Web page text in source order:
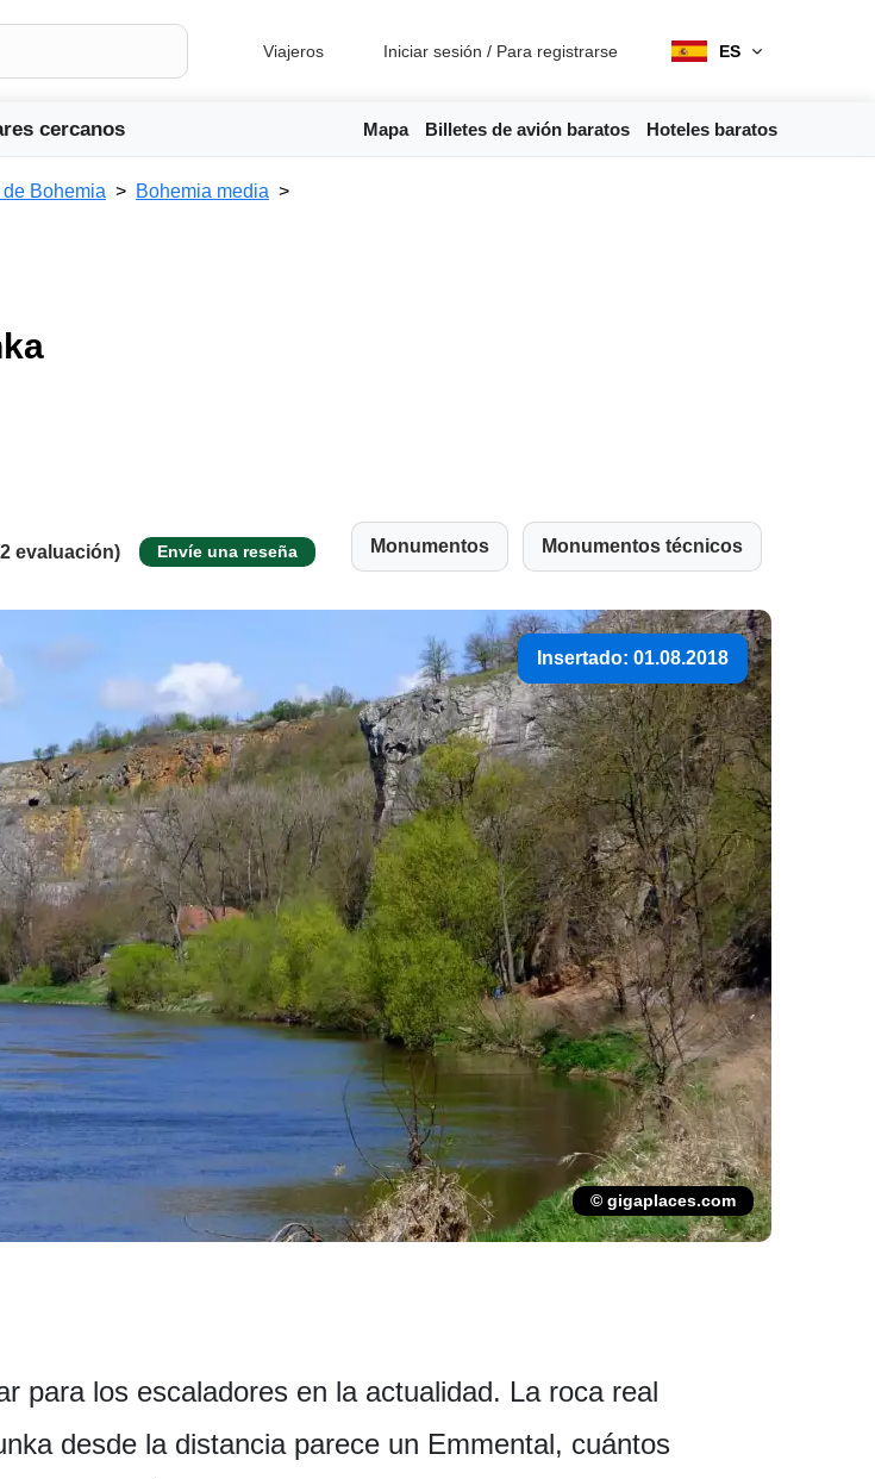
Viajeros Iniciar sesión / Para registrarse ES
cercanos Mapa Billetes de avión baratos Hoteles baratos
de Bohemia Bohemia media
evaluación) Envíe una reseña Monumentos Monumentos técnicos
Insertado: 01.08.2018
© gigaplaces.com
para los escaladores en la actualidad. La roca real
desde la distancia parece un Emmental, cuántos